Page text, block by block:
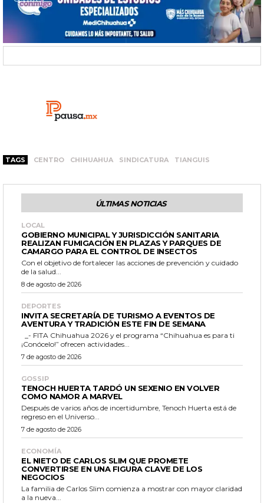
TAGS CENTRO CHIHUAHUA SINDICATURA TIANGUIS
ÚLTIMAS NOTICIAS
LOCAL
GOBIERNO MUNICIPAL Y JURISDICCIÓN SANITARIA
REALIZAN FUMIGACIÓN EN PLAZAS Y PARQUES DE
CAMARGO PARA EL CONTROL DE INSECTOS
Con el objetivo de fortalecer las acciones de prevención y cuidado
de la salud...
8 de agosto de 2026
DEPORTES
INVITA SECRETARÍA DE TURISMO A EVENTOS DE
AVENTURA Y TRADICIÓN ESTE FIN DE SEMANA
¡Conócelo!” ofrecen actividades...
7 de agosto de 2026
GOSSIP
TENOCH HUERTA TARDÓ UN SEXENIO EN VOLVER
COMO NAMOR A MARVEL
Después de varios años de incertidumbre, Tenoch Huerta está de
regreso en el Universo...
7 de agosto de 2026
ECONOMÍA
EL NIETO DE CARLOS SLIM QUE PROMETE
CONVERTIRSE EN UNA FIGURA CLAVE DE LOS
NEGOCIOS
La familia de Carlos Slim comienza a mostrar con mayor claridad
a la nueva...